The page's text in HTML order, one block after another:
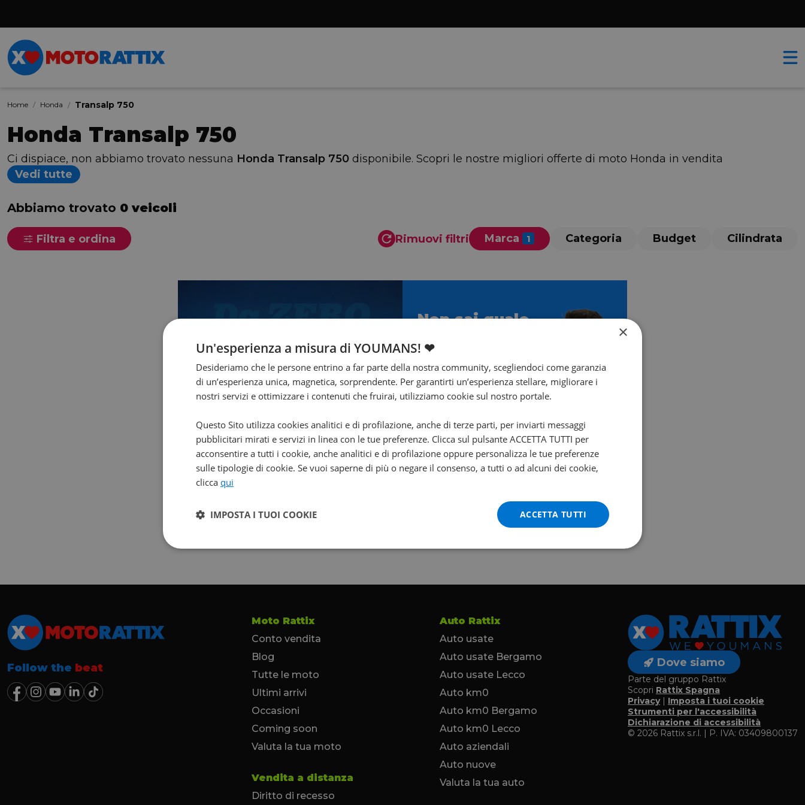
Home Honda Transalp 750
Honda Transalp 750
Ci dispiace, non abbiamo trovato nessuna Honda Transalp 750 disponibile. Scopri le nostre migliori offerte di moto Honda in vendita
Vedi tutte
Abbiamo trovato 0 veicoli
Filtra e ordina Rimuovi filtri Marca Categoria Budget Cilindrata
Non sai quale
Ti aiuta Francesco!
Contattalo subito!
Follow the beat
Moto Rattix
Conto vendita
Blog
Tutte le moto
Ultimi arrivi
Occasioni
Coming soon
Valuta la tua moto
Vendita a distanza
Diritto di recesso
Auto Rattix
Auto usate
Auto usate Bergamo
Auto usate Lecco
Auto km0
Auto km0 Bergamo
Auto km0 Lecco
Auto aziendali
Auto nuove
Valuta la tua auto
Dove siamo
Parte del gruppo Rattix
Scopri Rattix Spagna
Privacy| Imposta i tuoi cookie
Strumenti per l'accessibilità
Dichiarazione di accessibilità
© 2026 Rattix s.r.l. | P. IVA: 03409800137
×
Un'esperienza a misura di YOUMANS! ❤
Desideriamo che le persone entrino a far parte della nostra community, scegliendoci come garanzia
di un’esperienza unica, magnetica, sorprendente. Per garantirti un’esperienza stellare, migliorare i
nostri servizi e ottimizzare i contenuti che fruirai, utilizziamo cookie sul nostro portale.
Questo Sito utilizza cookies analitici e di profilazione, anche di terze parti, per inviarti messaggi
pubblicitari mirati e servizi in linea con le tue preferenze. Clicca sul pulsante ACCETTA TUTTI per
acconsentire a tutti i cookie, anche analitici e di profilazione oppure personalizza le tue preferenze
sulle tipologie di cookie. Se vuoi saperne di più o negare il consenso, a tutti o ad alcuni dei cookie,
clicca qui
ACCETTA TUTTI
IMPOSTA I TUOI COOKIE